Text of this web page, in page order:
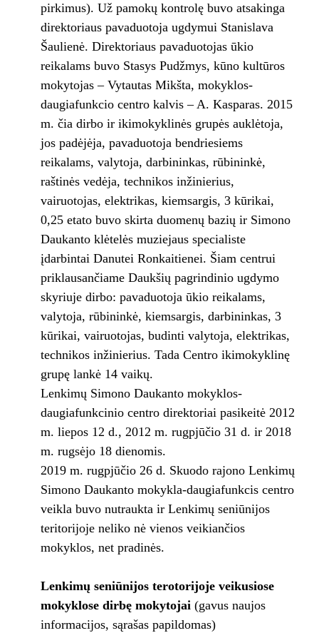
pirkimus). Už pamokų kontrolę buvo atsakinga
direktoriaus pavaduotoja ugdymui Stanislava
Šaulienė. Direktoriaus pavaduotojas ūkio
reikalams buvo Stasys Pudžmys, kūno kultūros
mokytojas – Vytautas Mikšta, mokyklos-
daugiafunkcio centro kalvis – A. Kasparas. 2015
m. čia dirbo ir ikimokyklinės grupės auklėtoja,
jos padėjėja, pavaduotoja bendriesiems
reikalams, valytoja, darbininkas, rūbininkė,
raštinės vedėja, technikos inžinierius,
vairuotojas, elektrikas, kiemsargis, 3 kūrikai,
0,25 etato buvo skirta duomenų bazių ir Simono
Daukanto klėtelės muziejaus specialiste
įdarbintai Danutei Ronkaitienei. Šiam centrui
priklausančiame Daukšių pagrindinio ugdymo
skyriuje dirbo: pavaduotoja ūkio reikalams,
valytoja, rūbininkė, kiemsargis, darbininkas, 3
kūrikai, vairuotojas, budinti valytoja, elektrikas,
technikos inžinierius. Tada Centro ikimokyklinę
grupę lankė 14 vaikų.
Lenkimų Simono Daukanto mokyklos-
daugiafunkcinio centro direktoriai pasikeitė 2012
m. liepos 12 d., 2012 m. rugpjūčio 31 d. ir 2018
m. rugsėjo 18 dienomis.
2019 m. rugpjūčio 26 d. Skuodo rajono Lenkimų
Simono Daukanto mokykla-daugiafunkcis centro
veikla buvo nutraukta ir Lenkimų seniūnijos
teritorijoje neliko nė vienos veikiančios
mokyklos, net pradinės.
Lenkimų seniūnijos terotorijoje veikusiose
mokyklose dirbę mokytojai (gavus naujos
informacijos, sąrašas papildomas)